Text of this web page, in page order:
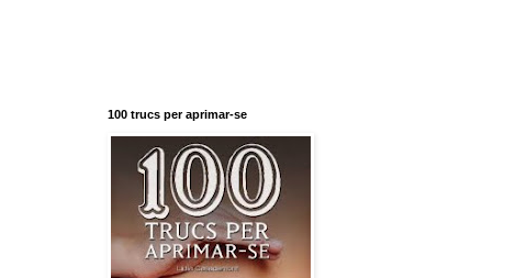
100 trucs per aprimar-se